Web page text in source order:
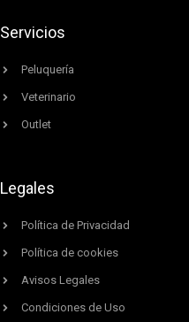
Servicios
Peluquería
Veterinario
Outlet
Legales
Política de Privacidad
Política de cookies
Avisos Legales
Condiciones de Uso